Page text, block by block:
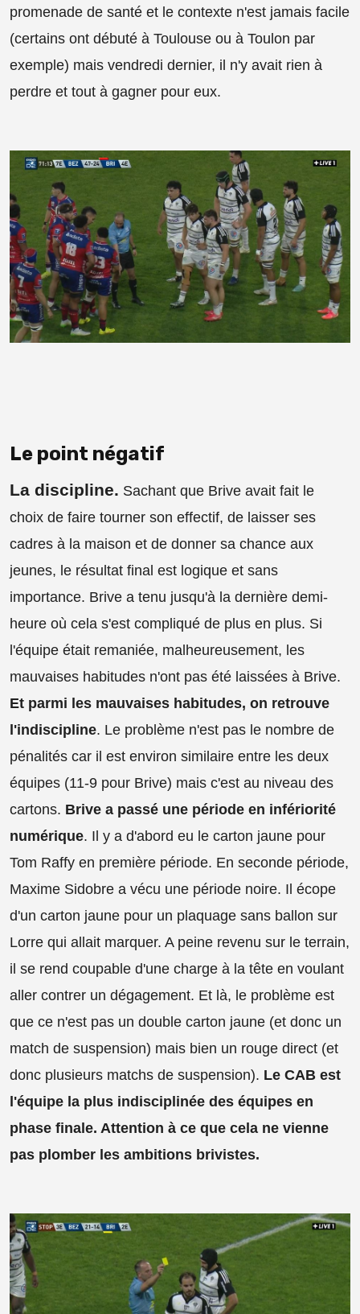
promenade de santé et le contexte n'est jamais facile
(certains ont débuté à Toulouse ou à Toulon par
exemple) mais vendredi dernier, il n'y avait rien à
perdre et tout à gagner pour eux.
Le point négatif
La discipline. Sachant que Brive avait fait le
choix de faire tourner son effectif, de laisser ses
cadres à la maison et de donner sa chance aux
jeunes, le résultat final est logique et sans
importance. Brive a tenu jusqu'à la dernière demi-
heure où cela s'est compliqué de plus en plus. Si
l'équipe était remaniée, malheureusement, les
mauvaises habitudes n'ont pas été laissées à Brive.
Et parmi les mauvaises habitudes, on retrouve
l'indiscipline. Le problème n'est pas le nombre de
pénalités car il est environ similaire entre les deux
équipes (11-9 pour Brive) mais c'est au niveau des
cartons. Brive a passé une période en infériorité
numérique. Il y a d'abord eu le carton jaune pour
Tom Raffy en première période. En seconde période,
Maxime Sidobre a vécu une période noire. Il écope
d'un carton jaune pour un plaquage sans ballon sur
Lorre qui allait marquer. A peine revenu sur le terrain,
il se rend coupable d'une charge à la tête en voulant
aller contrer un dégagement. Et là, le problème est
que ce n'est pas un double carton jaune (et donc un
match de suspension) mais bien un rouge direct (et
donc plusieurs matchs de suspension). Le CAB est
l'équipe la plus indisciplinée des équipes en
phase finale. Attention à ce que cela ne vienne
pas plomber les ambitions brivistes.